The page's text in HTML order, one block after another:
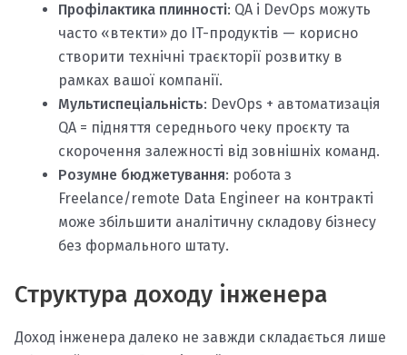
Профілактика плинності: QA і DevOps можуть
часто «втекти» до IT-продуктів — корисно
створити технічні траєкторії розвитку в
рамках вашої компанії.
Мультиспеціальність: DevOps + автоматизація
QA = підняття середнього чеку проєкту та
скорочення залежності від зовнішніх команд.
Розумне бюджетування: робота з
Freelance/remote Data Engineer на контракті
може збільшити аналітичну складову бізнесу
без формального штату.
Структура доходу інженера
Доход інженера далеко не завжди складається лише